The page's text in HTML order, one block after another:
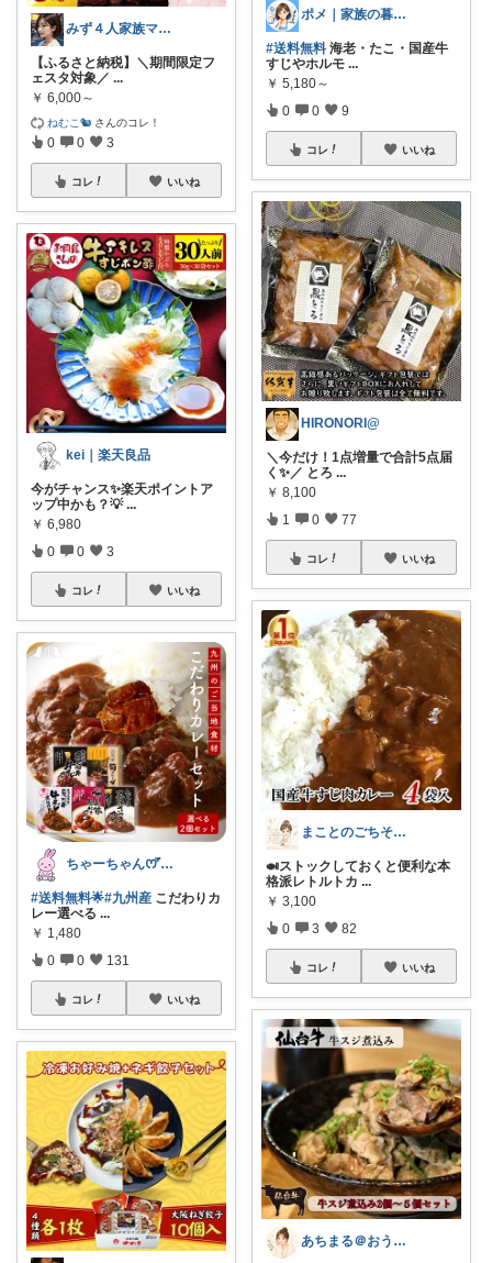
みず４人家族ママ★３０代子育て奮闘中🙆
【ふるさと納税】＼期間限定フ
ェスタ対象／ ...
￥ 6,000～
ねむこ🐿 さんのコレ！
0 0 3
コレ いいね
kei｜楽天良品
今がチャンス✨楽天ポイントア
ップ中かも？💡 ...
￥ 6,980
0 0 3
コレ いいね
ちゃーちゃん‪ꯁꯧありがとう🫶🏻💕
#送料無料🌟#九州産 こだわりカ
レー選べる ...
￥ 1,480
0 0 131
コレ いいね
ポメ｜家族の暮らしを少しラクに
#送料無料 海老・たこ・国産牛
すじやホルモ ...
￥ 5,180～
0 0 9
コレ いいね
HIRONORI@
＼今だけ！1点増量で合計5点届
く✨／ とろ ...
￥ 8,100
1 0 77
コレ いいね
まことのごちそうセレクト
🍛ストックしておくと便利な本
格派レトルトカ ...
￥ 3,100
0 3 82
コレ いいね
あちまる＠おうちご飯とキッチンの幸せメモ